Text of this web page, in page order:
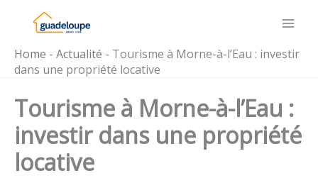
Home - Actualité - Tourisme à Morne-à-l’Eau : investir
dans une propriété locative
Tourisme à Morne-à-l’Eau :
investir dans une propriété
locative